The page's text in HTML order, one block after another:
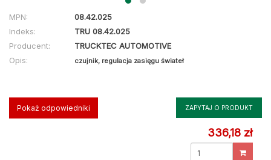
MPN:
08.42.025
Indeks:
TRU 08.42.025
Producent:
TRUCKTEC AUTOMOTIVE
Opis:
czujnik, regulacja zasięgu świateł
Pokaż odpowiedniki ZAPYTAJ O PRODUKT
336,18 zł